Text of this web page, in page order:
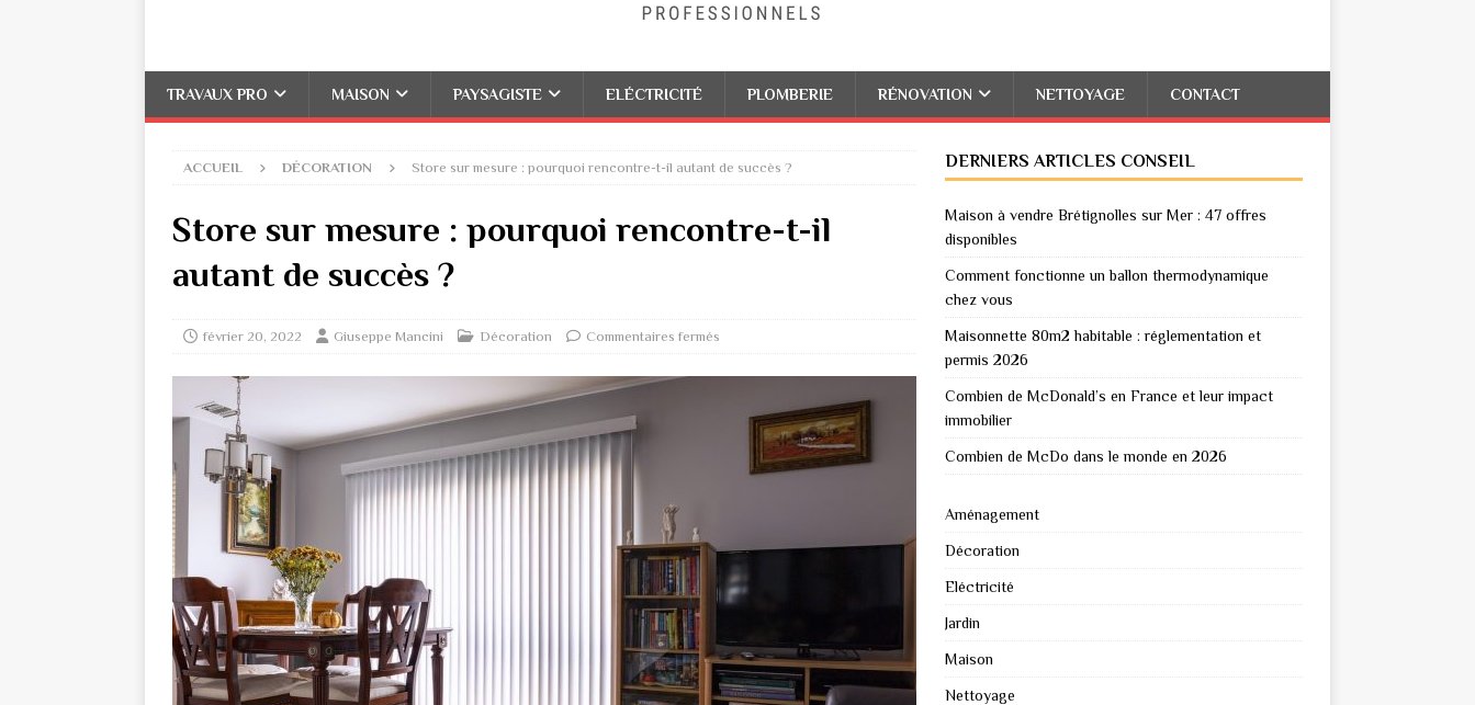
TRAVAUX PRO MAISON PAYSAGISTE ELÉCTRICITÉ PLOMBERIE RÉNOVATION NETTOYAGE CONTACT
ACCUEIL DÉCORATION Store sur mesure : pourquoi rencontre-t-il autant de succès ?
Store sur mesure : pourquoi rencontre-t-il
autant de succès ?
février 20, 2022 Giuseppe Mancini Décoration Commentaires fermés
DERNIERS ARTICLES CONSEIL
Maison à vendre Brétignolles sur Mer : 47 offres
disponibles
Comment fonctionne un ballon thermodynamique
chez vous
Maisonnette 80m2 habitable : réglementation et
permis 2026
Combien de McDonald’s en France et leur impact
immobilier
Combien de McDo dans le monde en 2026
Aménagement
Décoration
Eléctricité
Jardin
Maison
Nettoyage